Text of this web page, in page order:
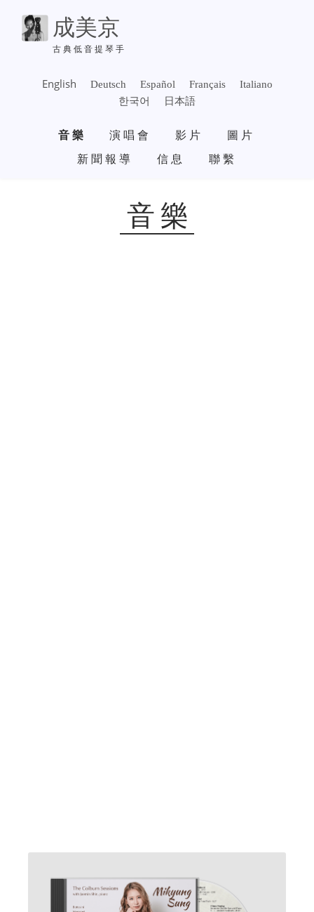
成美京
古典低音提琴手
English Deutsch Español Français
Italiano
한국어
日本語
音樂 演唱會 影片
圖片
新聞報導
信息 聯繫
音樂